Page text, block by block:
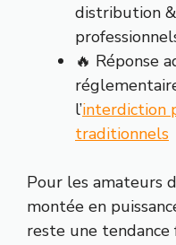
distribution
🔥 Réponse
l’interdiction
traditionnels
Pour les amateurs
montée en
reste une